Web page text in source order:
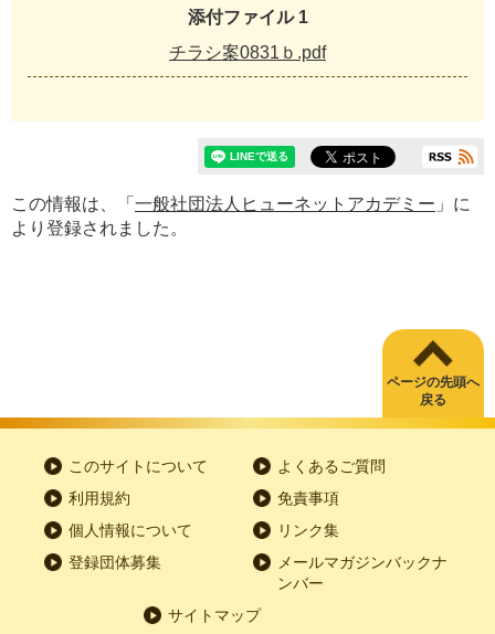
添付ファイル 1
チラシ案0831ｂ.pdf
この情報は、「 一般社団法人ヒューネットアカデミー 」に
より登録されました。
ページの先頭へ
戻る
このサイトについて
よくあるご質問
利用規約
免責事項
個人情報について
リンク集
登録団体募集
メールマガジンバックナ
ンバー
サイトマップ